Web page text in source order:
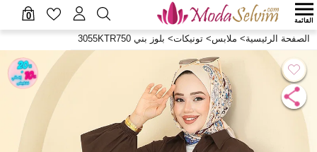
0 القائمة
الصفحة الرئيسية> ملابس> تونيكات> بلوز بني 3055KTR750